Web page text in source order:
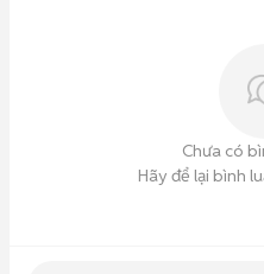
Chưa có
Hãy để lại bình